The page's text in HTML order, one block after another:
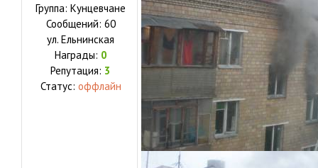
Группа: Кунцевчане
Сообщений: 60
ул. Ельнинская
Награды: 0
Репутация: 3
Статус: оффлайн